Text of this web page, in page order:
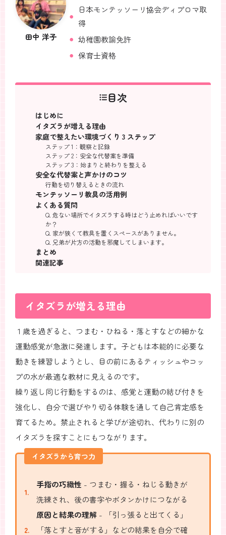
田中 洋子
日本モンテッソーリ協会ディプロマ取
得
幼稚園教諭免許
保育士資格
目次
はじめに
イタズラが増える理由
家庭で整えたい環境づくり 3 ステップ
ステップ 1：観察と記録
ステップ 2：安全な代替案を準備
ステップ 3：始まりと終わりを整える
安全な代替案と声かけのコツ
行動を切り替えるときの流れ
モンテッソーリ教具の活用例
よくある質問
Q. 危ない場所でイタズラする時はどう止めればいいです
か？
Q. 家が狭くて教具を置くスペースがありません。
Q. 兄弟が片方の活動を邪魔してしまいます。
まとめ
関連記事
イタズラが増える理由
１歳を過ぎると、つまむ・ひねる・落とすなどの細かな
運動感覚が急激に発達します。子どもは本能的に必要な
動きを練習しようとし、目の前にあるティッシュやコッ
プの水が最適な教材に見えるのです。
繰り返し同じ行動をするのは、感覚と運動の結び付きを
強化し、自分で選びやり切る体験を通して自己肯定感を
育てるため。禁止されると学びが途切れ、代わりに別の
イタズラを探すことにもつながります。
イタズラから育つ力
手指の巧緻性 - つまむ・握る・ねじる動きが
洗練され、後の書字やボタンかけにつながる
原因と結果の理解 - 「引っ張ると出てくる」
「落とすと音がする」などの結果を自分で確